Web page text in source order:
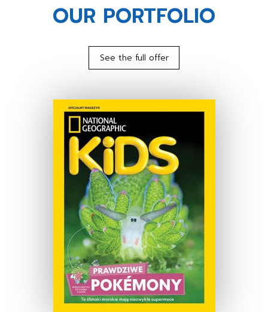
OUR PORTFOLIO
See the full offer